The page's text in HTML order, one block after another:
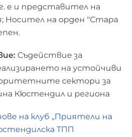
е и представител на
Носител на орден "Стара
Съдействие за
на устойчиви
сектори за
Кюстендил и региона
на клуб „Приятели на
ТПП